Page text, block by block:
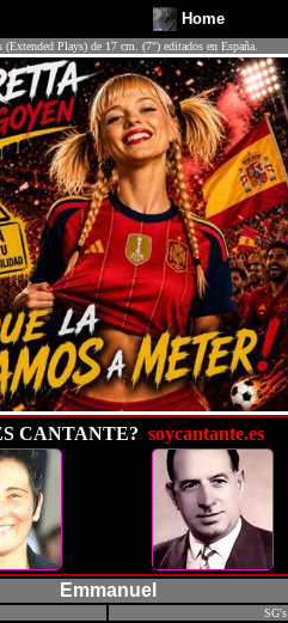
Home
Plays) de 17 cm. (7") editados en España.
CANTANTE? soycantante.es
Emmanuel
SG's